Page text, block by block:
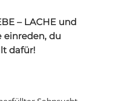
– LACHE und
einreden, du
dafür!